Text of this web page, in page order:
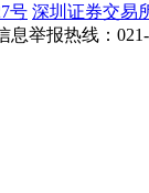
号 深圳证券交易
息举报热线：021-